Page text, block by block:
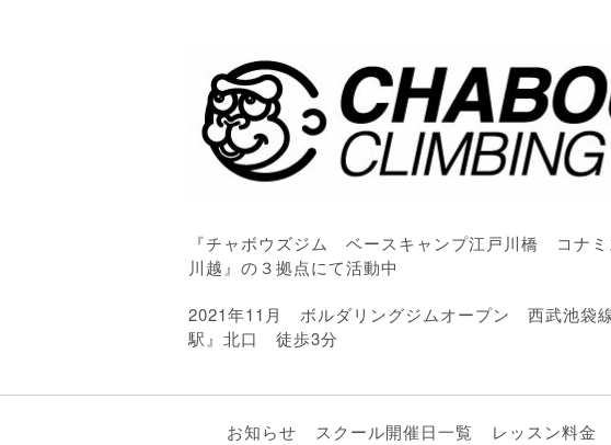
『チャボウズジム ベースキャンプ江戸川橋 コナミ
川越』の３拠点にて活動中
2021年11月 ボルダリングジムオープン 西武池袋
駅』北口 徒歩3分
お知らせ スクール開催日一覧 レッスン料金